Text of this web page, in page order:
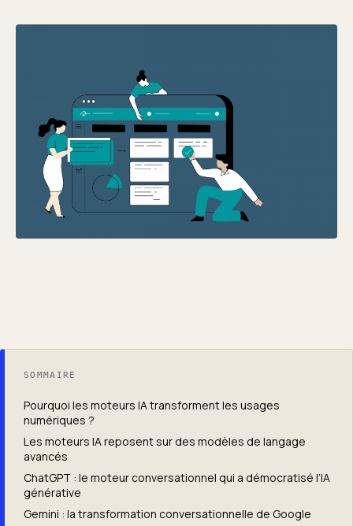
SOMMAIRE
Pourquoi les moteurs IA transforment les usages
numériques ?
Les moteurs IA reposent sur des modèles de langage
avancés
ChatGPT : le moteur conversationnel qui a démocratisé l’IA
générative
Gemini : la transformation conversationnelle de Google